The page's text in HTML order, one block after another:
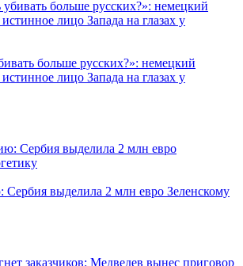
больше русских?»: немецкий
лицо Запада на глазах у
Сербия выделила 2 млн евро Зеленскому